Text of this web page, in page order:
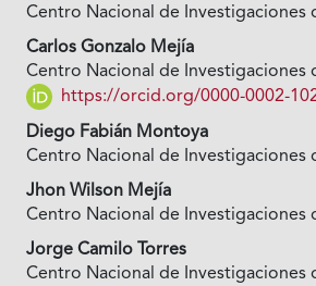
Centro Nacional de Investigaciones
Carlos Gonzalo Mejía
Centro Nacional de Investigaciones
https://orcid.org/0000-0002-
Diego Fabián Montoya
Centro Nacional de Investigaciones
Jhon Wilson Mejía
Centro Nacional de Investigaciones
Jorge Camilo Torres
Centro Nacional de Investigaciones